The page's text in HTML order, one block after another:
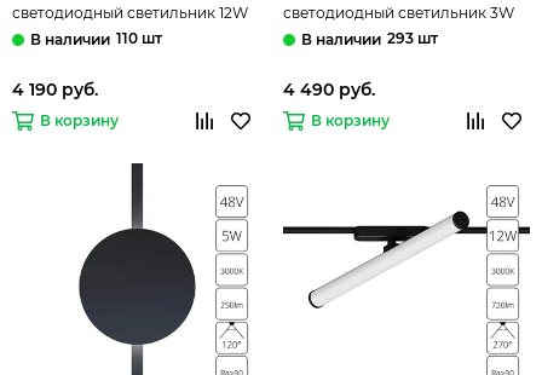
светодиодный светильник 12W
3000K A1161PL-1BK чёрный Rapid
110 шт
4 190 руб.
В корзину
светодиодный светильник 3W
3000K A1162PL-1BK чёрный
293 шт
4 490 руб.
В корзину